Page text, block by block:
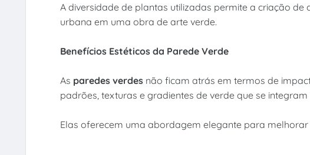
A diversidade de plantas utilizadas permite a criação
urbana em uma obra de arte verde.
Benefícios Estéticos da Parede Verde
As paredes verdesnão ficam atrás em termos de
padrões, texturas e gradientes de verde que se
Elas oferecem uma abordagem elegante para